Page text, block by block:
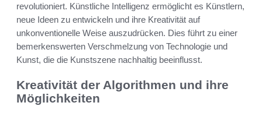
revolutioniert. Künstliche Intelligenz ermöglicht es Künstlern,
neue Ideen zu entwickeln und ihre Kreativität auf
unkonventionelle Weise auszudrücken. Dies führt zu einer
bemerkenswerten Verschmelzung von Technologie und
Kunst, die die Kunstszene nachhaltig beeinflusst.
Kreativität der Algorithmen und ihre
Möglichkeiten